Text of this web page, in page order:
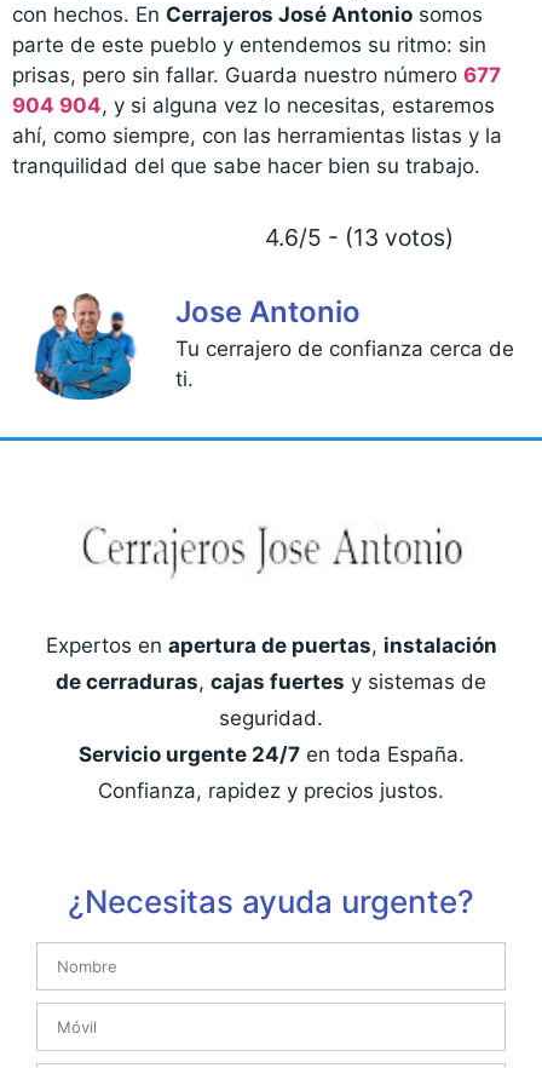
con hechos. En Cerrajeros José Antonio somos
parte de este pueblo y entendemos su ritmo: sin
prisas, pero sin fallar. Guarda nuestro número 677
904 904, y si alguna vez lo necesitas, estaremos
ahí, como siempre, con las herramientas listas y la
tranquilidad del que sabe hacer bien su trabajo.
4.6/5 - (13 votos)
Jose Antonio
Tu cerrajero de confianza cerca de
ti.
Expertos en apertura de puertas, instalación
de cerraduras, cajas fuertes y sistemas de
seguridad.
Servicio urgente 24/7en toda España.
Confianza, rapidez y precios justos.
¿Necesitas ayuda urgente?